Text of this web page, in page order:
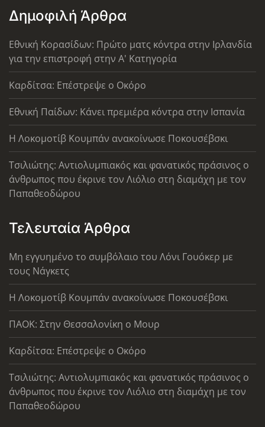
Δημοφιλή Άρθρα
Εθνική Κορασίδων: Πρώτο ματς κόντρα στην Ιρλανδία
για την επιστροφή στην Α' Κατηγορία
Καρδίτσα: Επέστρεψε ο Οκόρο
Εθνική Παίδων: Κάνει πρεμιέρα κόντρα στην Ισπανία
Η Λοκομοτίβ Κουμπάν ανακοίνωσε Ποκουσέβσκι
Τσιλιώτης: Αντιολυμπιακός και φανατικός πράσινος ο
άνθρωπος που έκρινε τον Λιόλιο στη διαμάχη με τον
Παπαθεοδώρου
Τελευταία Άρθρα
Μη εγγυημένο το συμβόλαιο του Λόνι Γουόκερ με
τους Νάγκετς
Η Λοκομοτίβ Κουμπάν ανακοίνωσε Ποκουσέβσκι
ΠΑΟΚ: Στην Θεσσαλονίκη ο Μουρ
Καρδίτσα: Επέστρεψε ο Οκόρο
Τσιλιώτης: Αντιολυμπιακός και φανατικός πράσινος ο
άνθρωπος που έκρινε τον Λιόλιο στη διαμάχη με τον
Παπαθεοδώρου